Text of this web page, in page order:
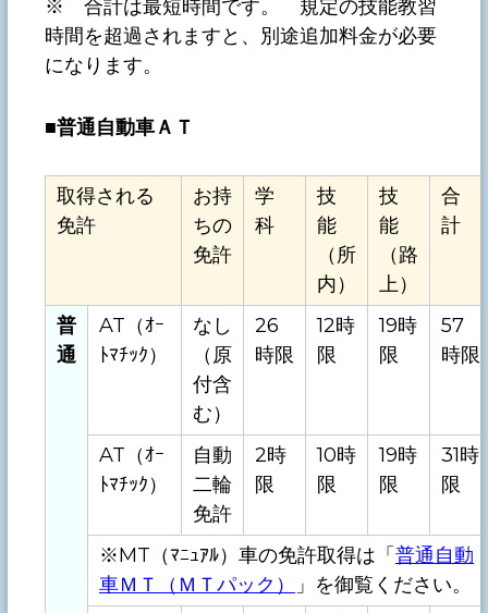
※ 合計は最短時間です。 規定の技能教習
時間を超過されますと、別途追加料金が必要
になります。
■普通自動車ＡＴ
取得される
免許
お持
ちの
免許
学
科
技
能
（所
内）
技
能
（路
上）
合
計
普
通
AT（ｵｰ
ﾄﾏﾁｯｸ）
なし
（原
付含
む）
26
時限
12時
限
19時
限
57
時限
AT（ｵｰ
ﾄﾏﾁｯｸ）
自動
二輪
免許
2時
限
10時
限
19時
限
31時
限
※MT（ﾏﾆｭｱﾙ）車の免許取得は「普通自動
車ＭＴ（ＭＴパック）
」を御覧ください。